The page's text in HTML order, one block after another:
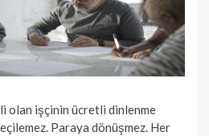
olan işçinin ücretli dinlenme
Paraya dönüşmez. Her